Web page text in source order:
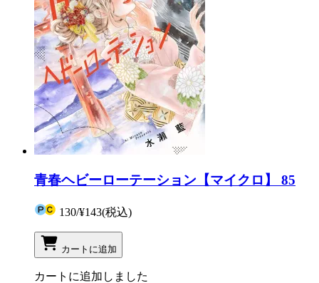
青春ヘビーローテーション【マイクロ】 85
130/¥143(税込)
カートに追加
カートに追加しました